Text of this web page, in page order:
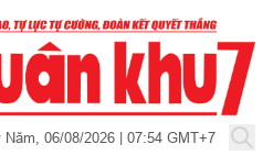
Năm, 06/08/2026 | 07:54 GMT+7